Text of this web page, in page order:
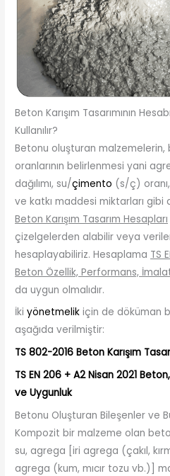
Beton Karışım Tasarımının
Kullanılır?
Betonu oluşturan malzemelerin,
oranlarının belirlenmesi yani
dağılımı, su/çimento (s/ç)
ve katkı maddesi miktarları gibi
Beton Karışım Tasarım Hesapları
çizelgelerden alabilir veya
hesaplayabiliriz. Hesaplama TS
Beton Özellik, Performans,
da uygun olmalıdır.
İkiyönetmelik için de döküman
aşağıda verilmiştir:
TS 802-2016 Beton Karışım
TS EN 206 + A2 Nisan 2021
ve Uygunluk
Betonu Oluşturan Bileşenler ve
Kompozit bir malzeme olan
su, agrega [iri agrega (çakıl,
agrega (kum, mıcır tozu vb.)]